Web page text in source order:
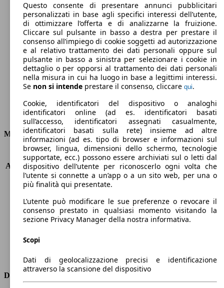
129 g/km
Emissioni di CO2 (combinato)*
Consumi
Motore e Prestazioni
KW (PS)
96 kW (130 PS)
Accelerazione (0-100 km/h)
11.4s
Velocità massima (km/h)
190 km/h
Numero di marce
6
Coppia
190 nm
Cilindrata
1198 ccm
Carburante
Benzina
Trasmissione
Dimensioni
Questo consente di presentare annunci pubblicitari
personalizzati in base agli specifici interessi dell’utente,
di ottimizzare l’offerta e di analizzarne la fruizione.
Cliccare sul pulsante in basso a destra per prestare il
consenso all’impiego di cookie soggetti ad autorizzazione
e al relativo trattamento dei dati personali oppure sul
pulsante in basso a sinistra per selezionare i cookie in
dettaglio o per opporsi al trattamento dei dati personali
nella misura in cui ha luogo in base a legittimi interessi.
Se non si intende prestare il consenso, cliccare qui.
Cookie, identificatori del dispositivo o analoghi
identificatori online (ad es. identificatori basati
sull’accesso, identificatori assegnati casualmente,
identificatori basati sulla rete) insieme ad altre
informazioni (ad es. tipo di browser e informazioni sul
browser, lingua, dimensioni dello schermo, tecnologie
supportate, ecc.) possono essere archiviati sul o letti dal
dispositivo dell’utente per riconoscerlo ogni volta che
l’utente si connette a un’app o a un sito web, per una o
più finalità qui presentate.
L’utente può modificare le sue preferenze o revocare il
consenso prestato in qualsiasi momento visitando la
sezione Privacy Manager della nostra informativa.
Scopi
Dati di geolocalizzazione precisi e identificazione
attraverso la scansione del dispositivo